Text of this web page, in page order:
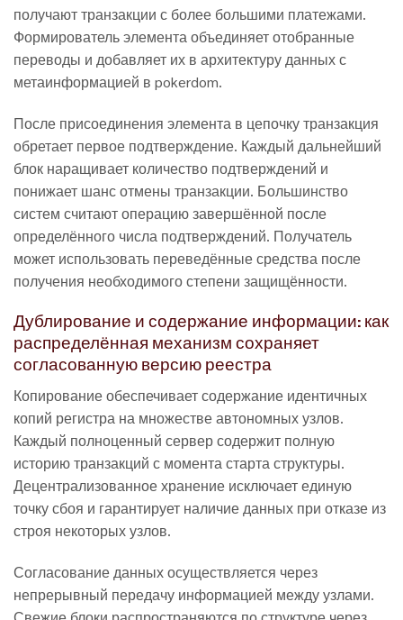
получают транзакции с более большими платежами.
Формирователь элемента объединяет отобранные
переводы и добавляет их в архитектуру данных с
метаинформацией в pokerdom.
После присоединения элемента в цепочку транзакция
обретает первое подтверждение. Каждый дальнейший
блок наращивает количество подтверждений и
понижает шанс отмены транзакции. Большинство
систем считают операцию завершённой после
определённого числа подтверждений. Получатель
может использовать переведённые средства после
получения необходимого степени защищённости.
Дублирование и содержание информации: как
распределённая механизм сохраняет
согласованную версию реестра
Копирование обеспечивает содержание идентичных
копий регистра на множестве автономных узлов.
Каждый полноценный сервер содержит полную
историю транзакций с момента старта структуры.
Децентрализованное хранение исключает единую
точку сбоя и гарантирует наличие данных при отказе из
строя некоторых узлов.
Согласование данных осуществляется через
непрерывный передачу информацией между узлами.